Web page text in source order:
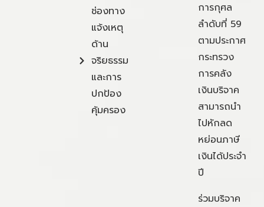
ช่องทาง
แจ้งเหตุ
ด้าน
จริยธรรม
และการ
ปกป้อง
คุ้มครอง
การกุศล
ลำดับที่ 59
ตามประกาศ
กระทรวง
การคลัง
เงินบริจาค
สามารถนำ
ไปหักลด
หย่อนภาษี
เงินได้ประจำ
ปี
ร่วมบริจาค